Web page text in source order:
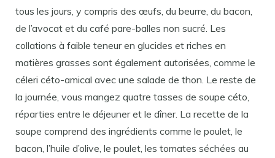
tous les jours, y compris des œufs, du beurre, du bacon,
de l’avocat et du café pare-balles non sucré. Les
collations à faible teneur en glucides et riches en
matières grasses sont également autorisées, comme le
céleri céto-amical avec une salade de thon. Le reste de
la journée, vous mangez quatre tasses de soupe céto,
réparties entre le déjeuner et le dîner. La recette de la
soupe comprend des ingrédients comme le poulet, le
bacon, l’huile d’olive, le poulet, les tomates séchées au